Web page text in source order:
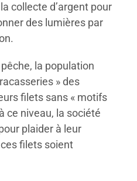
collecte d’argent pour
des lumières par
la population
» des
filets sans « motifs
ce niveau, la société
plaider à leur
filets soient